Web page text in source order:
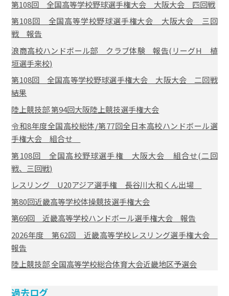
第108回 全国高等学校野球選手権大会 大阪大会 四回戦
第108回 全国高等学校野球選手権大会 大阪大会 三回
戦 報告
浪商高校ハンドボール部 クラブ体験 報告(リーグH 植
垣選手来校)
第108回 全国高等学校野球選手権大会 大阪大会 二回戦
結果
陸上競技部 第94回大阪陸上競技選手権大会
令和8年度全国高校総体/第77回全日本高校ハンドボール選
手権大会 組合せ
第108回 全国高校野球選手権 大阪大会 組合せ(二回
戦、三回戦)
レスリング U20アジア選手権 長谷川大和くん出場
第80回近畿高等学校体操競技選手権大会
第69回 近畿高等学校ハンドボール選手権大会 報告
2026年度 第62回 近畿高等学校レスリング選手権大会
報告
陸上競技部 全国高等学校総合体育大会近畿地区予選会
過去ログ